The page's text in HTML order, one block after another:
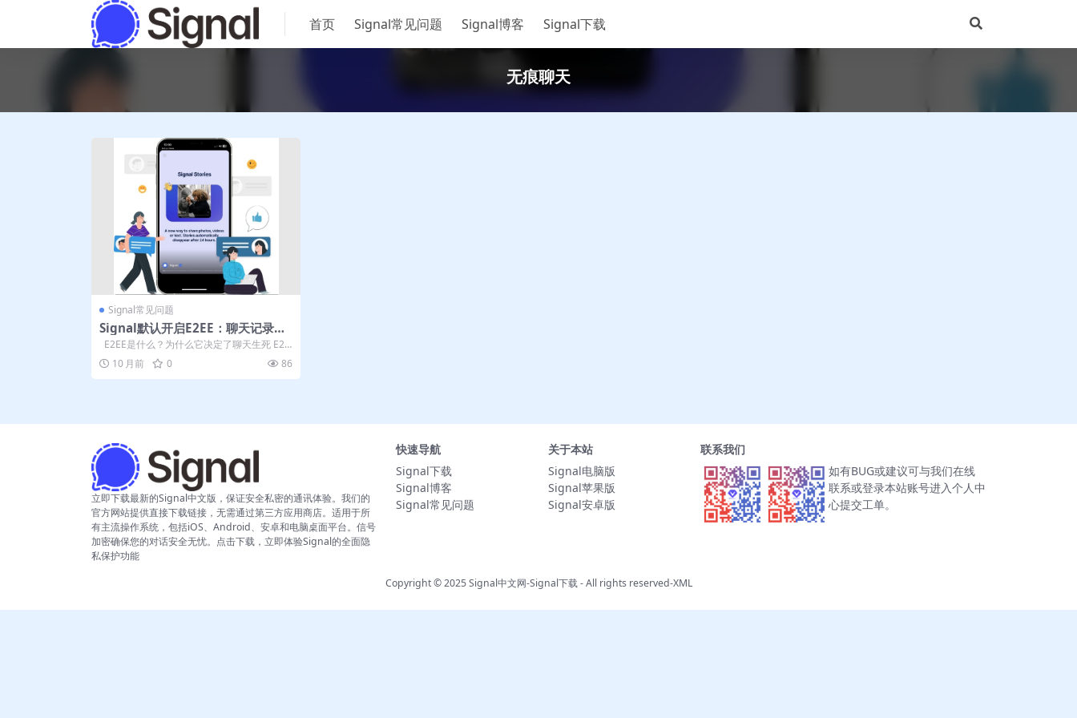
首页 Signal常见问题 Signal博客 Signal下载
无痕聊天
Signal常见问题
Signal默认开启E2EE：聊天记录连
服务器都不保存，电脑版同步也安全
无痕
E2EE是什么？为什么它决定了聊天生死 E2E
E（End-to-E...
10 月前 0 86
立即下载最新的Signal中文版，保证安全私密的通讯体验。我们的
官方网站提供直接下载链接，无需通过第三方应用商店。适用于所
有主流操作系统，包括iOS、Android、安卓和电脑桌面平台。信号
加密确保您的对话安全无忧。点击下载，立即体验Signal的全面隐
私保护功能
快速导航
Signal下载
Signal博客
Signal常见问题
关于本站
Signal电脑版
Signal苹果版
Signal安卓版
联系我们
如有BUG或建议可与我们在线
联系或登录本站账号进入个人中
心提交工单。
Copyright © 2025Signal中文网-Signal下载- All rights reserved-XML